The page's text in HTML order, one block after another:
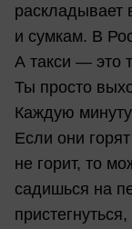
раскладывает
и сумкам. В
А такси — это
Ты просто
Каждую
Если они
не горит, то
садишься на